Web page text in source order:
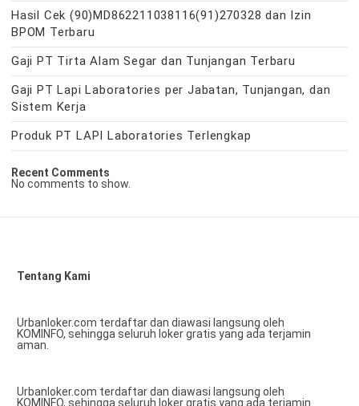
Hasil Cek (90)MD862211038116(91)270328 dan Izin
BPOM Terbaru
Gaji PT Tirta Alam Segar dan Tunjangan Terbaru
Gaji PT Lapi Laboratories per Jabatan, Tunjangan, dan
Sistem Kerja
Produk PT LAPI Laboratories Terlengkap
Recent Comments
No comments to show.
Tentang Kami
Urbanloker.com terdaftar dan diawasi langsung oleh
KOMINFO, sehingga seluruh loker gratis yang ada terjamin
aman.
Urbanloker.com terdaftar dan diawasi langsung oleh
KOMINFO, sehingga seluruh loker gratis yang ada terjamin